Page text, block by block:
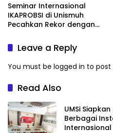
Seminar Internasional
IKAPROBSI di Unismuh
Pecahkan Rekor dengan
Leave a Reply
You must be logged in to
Read Also
UMSi
Berbagai
Internasional